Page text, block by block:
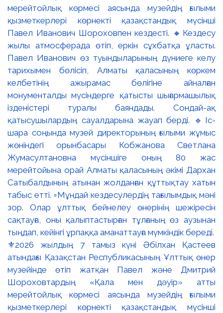
⚜️2026 жылдың 7 тамыз күні Әбілхан Қастеев
атындағы Қазақстан Республикасының Ұлттық өнер
музейінде өтіп жатқан Павел және Дмитрий
Шороховтардың «Қала мен дәуір» атты
мерейтойлық көрмесі аясында музейдің ғылыми
қызметкерлері көрнекті қазақстандық мүсінші